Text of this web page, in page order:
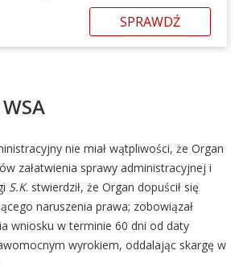
SPRAWDŹ
nie miał wątpliwości, że Organ
załatwienia sprawy administracyjnej i
S.K. stwierdził, że Organ dopuścił się
naruszenia prawa; zobowiązał
wniosku w terminie 60 dni od daty
wyrokiem, oddalając skargę w